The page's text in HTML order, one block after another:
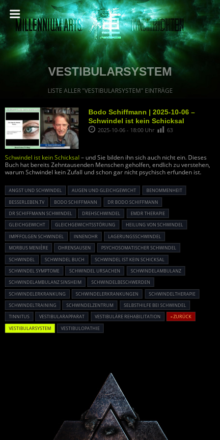
VESTIBULARSYSTEM
LISTE ALLER "VESTIBULARSYSTEM" EINTRÄGE
Bodo Schiffmann | 2025-10-06 –
Schwindel ist kein Schicksal
2025-10-06 - 18:00 Uhr 63
Schwindel ist kein Schicksal – und Sie bilden ihn sich auch nicht ein. Dieses
Buch hat bereits Zehntausenden Menschen geholfen, endlich zu verstehen,
warum Schwindel kein Zufall und schon gar nicht psychisch erfunden ist.
ANGST UND SCHWINDEL AUGEN UND GLEICHGEWICHT
BENOMMENHEIT
BESSERLEBEN.TV
BODO SCHIFFMANN
DR BODO SCHIFFMANN
DR SCHIFFMANN SCHWINDEL
DREHSCHWINDEL
EMDR THERAPIE
GLEICHGEWICHT
GLEICHGEWICHTSSTÖRUNG
HEILUNG VON SCHWINDEL
IMPFFOLGEN SCHWINDEL
INNENOHR
LAGERUNGSSCHWINDEL
MORBUS MENIÈRE
OHRENSAUSEN
PSYCHOSOMATISCHER SCHWINDEL
SCHWINDEL
SCHWINDEL BUCH
SCHWINDEL IST KEIN SCHICKSAL
SCHWINDEL SYMPTOME
SCHWINDEL URSACHEN
SCHWINDELAMBULANZ
SCHWINDELAMBULANZ SINSHEIM
SCHWINDELBESCHWERDEN
SCHWINDELERKRANKUNG
SCHWINDELERKRANKUNGEN
SCHWINDELTHERAPIE
SCHWINDELTRAINING
SCHWINDELZENTRUM
SELBSTHILFE BEI SCHWINDEL
TINNITUS
VESTIBULARAPPARAT VESTIBULÄRE REHABILITATION
« ZURÜCK
VESTIBULARSYSTEM
VESTIBULOPATHIE
Powered By :